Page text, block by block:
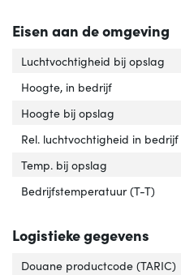
Eisen aan de omgeving
Luchtvochtigheid bij opslag
Hoogte, in bedrijf
Hoogte bij opslag
Rel. luchtvochtigheid in bedrijf
Temp. bij opslag
Bedrijfstemperatuur (T-T)
Logistieke gegevens
Douane productcode (TARIC)